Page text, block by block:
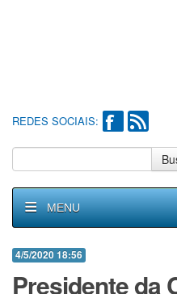
REDES SOCIAIS:
MENU
4/5/2020 18:56
Presidente da